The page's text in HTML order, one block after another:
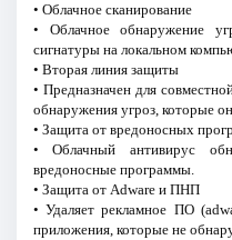
• Облачное сканирование
• Облачное обнаружение
сигнатуры на локальном
• Вторая линия защиты
• Предназначен для
обнаружения угроз, которые
• Защита от вредоносных
• Облачный антивирус
вредоносные программы.
• Защита от Adware и ПНП
• Удаляет рекламное ПО
приложения, которые не